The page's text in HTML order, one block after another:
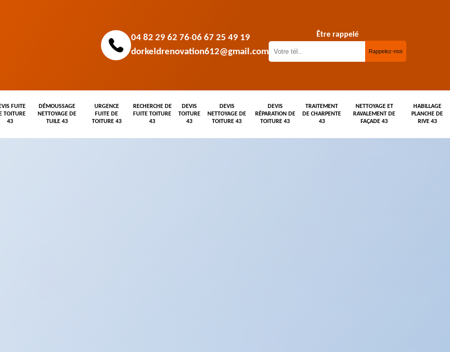
04 82 29 62 76-06 67 25 49 19
dorkeldrenovation612@gmail.com
Être rappelé
FUITE
TOITURE
43
DÉMOUSSAGE
NETTOYAGE DE
TUILE 43
URGENCE
FUITE DE
TOITURE 43
RECHERCHE DE
FUITE TOITURE
43
DEVIS
TOITURE
43
DEVIS
NETTOYAGE DE
TOITURE 43
DEVIS
RÉPARATION DE
TOITURE 43
TRAITEMENT
DE CHARPENTE
43
NETTOYAGE ET
RAVALEMENT DE
FAÇADE 43
HABILLAGE
PLANCHE DE
RIVE 43